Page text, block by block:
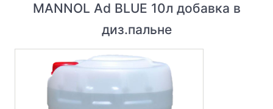
MANNOL Ad BLUE 10л добавка в
диз.пальне